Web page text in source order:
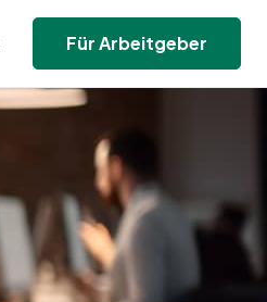
Für Arbeitgeber